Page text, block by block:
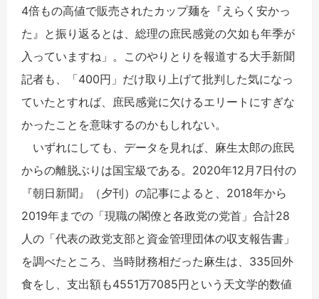
4倍もの高値で販売されたカップ麺を『えらく安かっ
た』と振り返るとは、総理の庶民感覚の欠如も年季が
入っていますね」。このやりとりを報道する大手新聞
記者も、「400円」だけ取り上げて批判した気になっ
ていたとすれば、庶民感覚に欠けるエリートにすぎな
かったことを意味するのかもしれない。
いずれにしても、データを見れば、麻生太郎の庶民
からの離脱ぶりは国宝級である。2020年12月7日付の
『朝日新聞』（夕刊）の記事によると、2018年から
2019年までの「現職の閣僚と各政党の党首」合計28
人の「代表の政党支部と資金管理団体の収支報告書」
を調べたところ、当時財務相だった麻生は、335回外
食をし、支出額も4551万7085円という天文学的数値